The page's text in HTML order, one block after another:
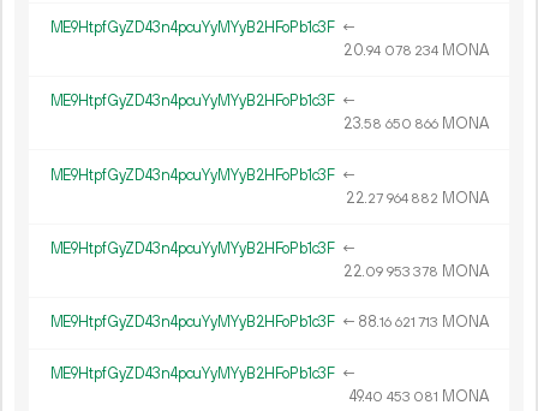
ME9HtpfGyZD43n4pcuYyMYyB2HFoPb1c3F ←
20.94 078 234 MONA
ME9HtpfGyZD43n4pcuYyMYyB2HFoPb1c3F ←
23.58 650 866 MONA
ME9HtpfGyZD43n4pcuYyMYyB2HFoPb1c3F ←
22.27 964 882 MONA
ME9HtpfGyZD43n4pcuYyMYyB2HFoPb1c3F ←
22.09 953 378 MONA
ME9HtpfGyZD43n4pcuYyMYyB2HFoPb1c3F ← 88.16 621 713 MONA
ME9HtpfGyZD43n4pcuYyMYyB2HFoPb1c3F ←
49.40 453 081 MONA